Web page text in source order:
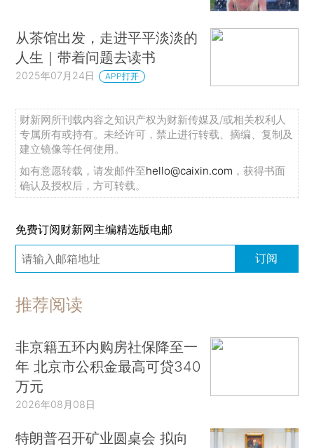
从茶馆出发，走进平平淡淡的
人生｜带着问题去读书
2025年07月24日 APP打开
财新网所刊载内容之知识产权为财新传媒及/或相关权利人
专属所有或持有。未经许可，禁止进行转载、摘编、复制及
建立镜像等任何使用。
如有意愿转载，请发邮件至hello@caixin.com ，获得书面
确认及授权后，方可转载。
免费订阅财新网主编精选版电邮
订阅
推荐阅读
非京籍五环内购房社保降至一
年 北京市公积金最高可贷340
万元
2026年08月08日
特朗普召开矿业圆桌会 拟向